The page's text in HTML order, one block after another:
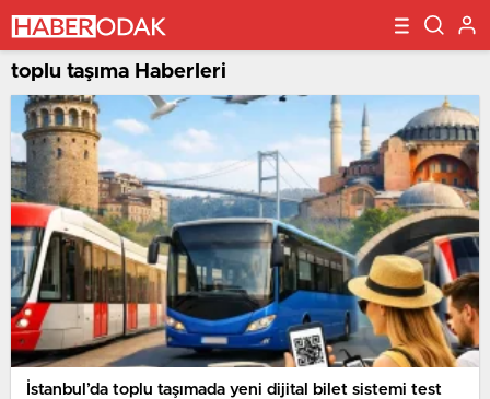
toplu taşıma Haberleri
İstanbul’da toplu taşımada yeni dijital bilet sistemi test